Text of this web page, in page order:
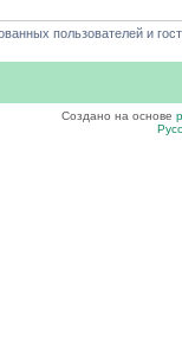
пользователей и
Создано на основе